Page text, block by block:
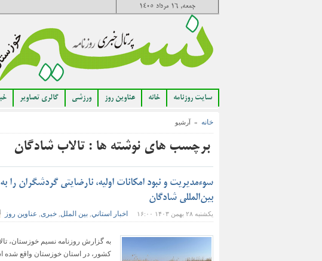
جمعه, ۱۶ مرداد ۱۴۰۵
سایت روزنامه خانه عناوین روز ورزشی گالری تصاویر
خانه » آرشیو
برچسب های نوشته ها : تالاب شادگان
سوءمدیریت و نبود امکانات اولیه، نارضایتی گردشگران
بین‌المللی شادگان
یکشنبه ۲۸ بهمن ۱۴۰۳ ۱۶:۰۰ اخبار استاني بین الملل خبری عناوین روز
به گزارش روزنامه نسیم خوزستان،
کشور، در استان خوزستان واقع شده